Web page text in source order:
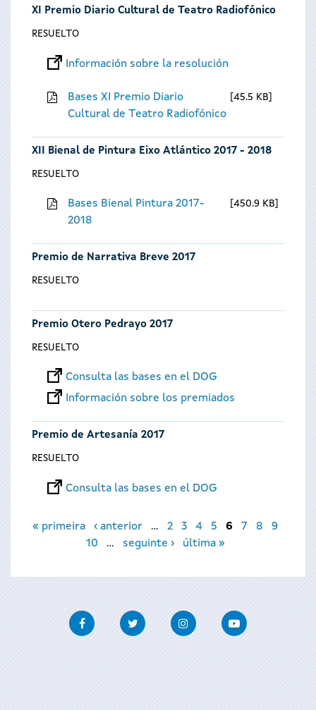
XI Premio Diario Cultural de Teatro Radiofónico
RESUELTO
Información sobre la resolución
Bases XI Premio Diario
Cultural de Teatro Radiofónico
45.5 KB
XII Bienal de Pintura Eixo Atlántico 2017 - 2018
RESUELTO
Bases Bienal Pintura 2017-
2018
450.9 KB
Premio de Narrativa Breve 2017
RESUELTO
Premio Otero Pedrayo 2017
RESUELTO
Consulta las bases en el DOG
Información sobre los premiados
Premio de Artesanía 2017
RESUELTO
Consulta las bases en el DOG
Páginas
« primeira ‹ anterior … 2 3 4 5 6 7 8
9
10
… seguinte › última »
FacebookTwitter InstagramYoutube